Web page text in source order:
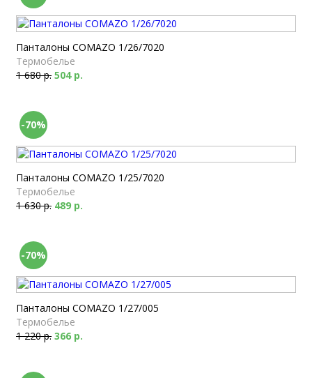
Панталоны COMAZO 1/26/7020
Термобелье
1 680 р. 504 р.
-70%
Панталоны COMAZO 1/25/7020
Термобелье
1 630 р. 489 р.
-70%
Панталоны COMAZO 1/27/005
Термобелье
1 220 р. 366 р.